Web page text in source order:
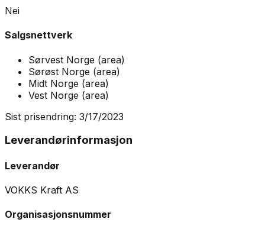
Nei
Salgsnettverk
Sørvest Norge (area)
Sørøst Norge (area)
Midt Norge (area)
Vest Norge (area)
Sist prisendring: 3/17/2023
Leverandørinformasjon
Leverandør
VOKKS Kraft AS
Organisasjonsnummer